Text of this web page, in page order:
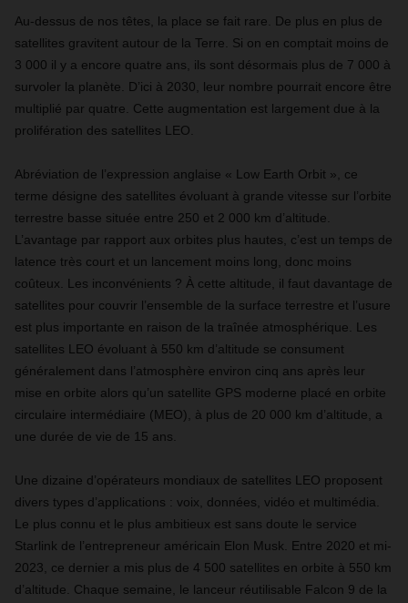
Au-dessus de nos têtes, la place se fait rare. De plus en plus de
satellites gravitent autour de la Terre. Si on en comptait moins de
3 000 il y a encore quatre ans, ils sont désormais plus de 7 000 à
survoler la planète. D’ici à 2030, leur nombre pourrait encore être
multiplié par quatre. Cette augmentation est largement due à la
prolifération des satellites LEO.
Abréviation de l’expression anglaise « Low Earth Orbit », ce
terme désigne des satellites évoluant à grande vitesse sur l’orbite
terrestre basse située entre 250 et 2 000 km d’altitude.
L’avantage par rapport aux orbites plus hautes, c’est un temps de
latence très court et un lancement moins long, donc moins
coûteux. Les inconvénients ? À cette altitude, il faut davantage de
satellites pour couvrir l’ensemble de la surface terrestre et l’usure
est plus importante en raison de la traînée atmosphérique. Les
satellites LEO évoluant à 550 km d’altitude se consument
généralement dans l’atmosphère environ cinq ans après leur
mise en orbite alors qu’un satellite GPS moderne placé en orbite
circulaire intermédiaire (MEO), à plus de 20 000 km d’altitude, a
une durée de vie de 15 ans.
Une dizaine d’opérateurs mondiaux de satellites LEO proposent
divers types d’applications : voix, données, vidéo et multimédia.
Le plus connu et le plus ambitieux est sans doute le service
Starlink de l’entrepreneur américain Elon Musk. Entre 2020 et mi-
2023, ce dernier a mis plus de 4 500 satellites en orbite à 550 km
d’altitude. Chaque semaine, le lanceur réutilisable Falcon 9 de la